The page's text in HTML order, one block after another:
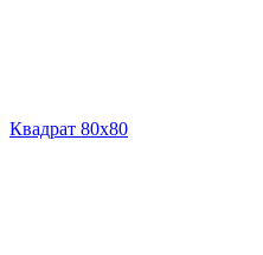
Квадрат 80х80